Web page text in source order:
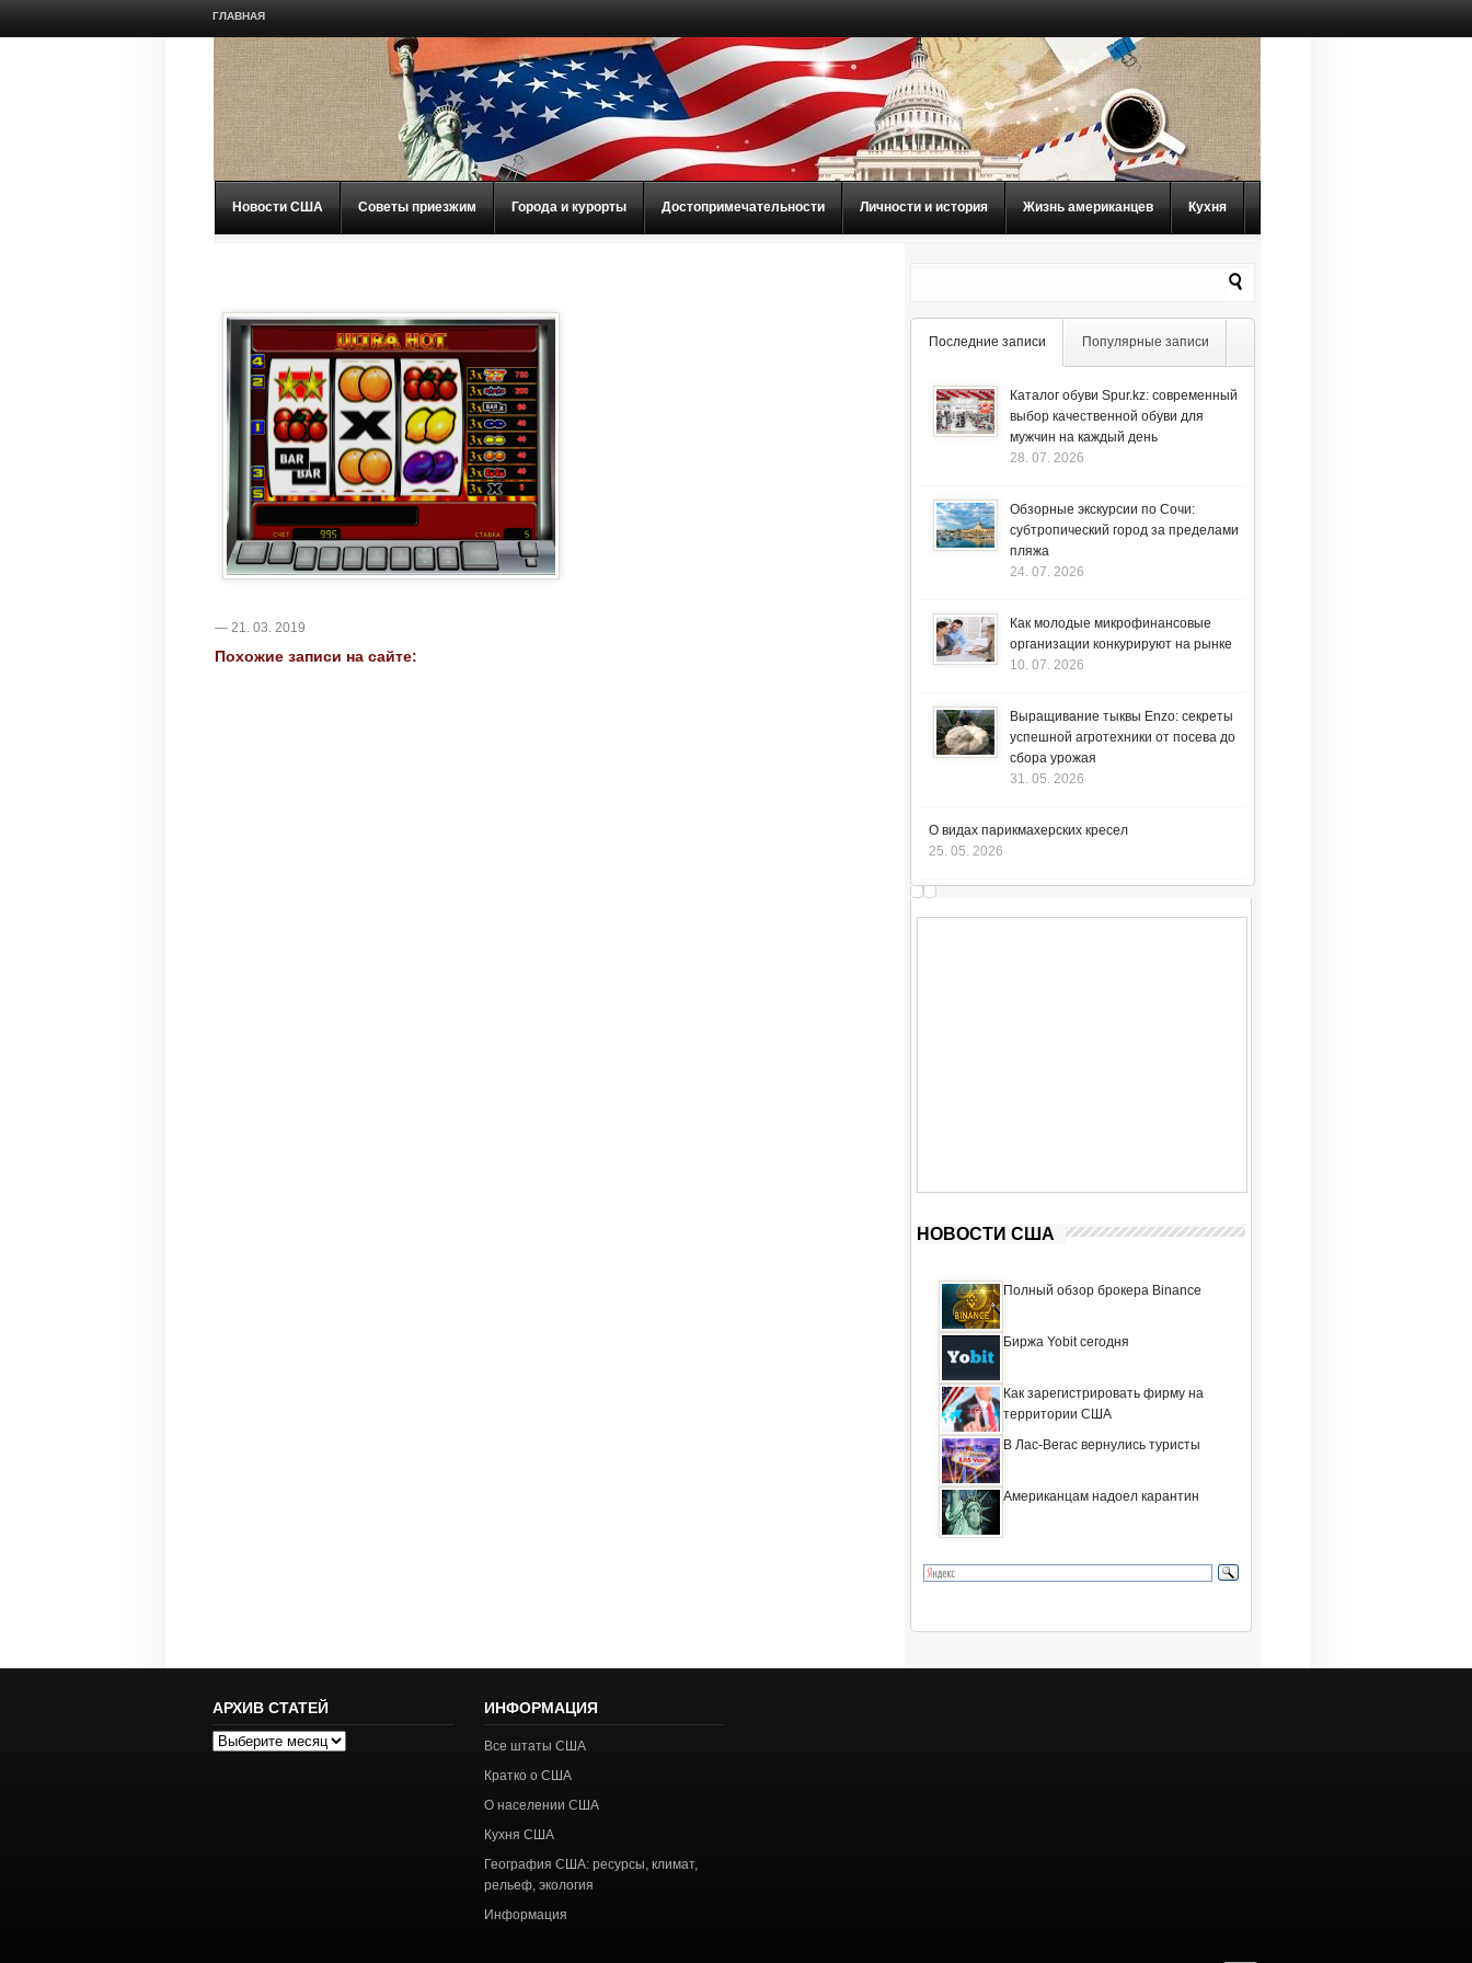
ГЛАВНАЯ
Новости США Советы приезжим Города и курорты Достопримечательности Личности и история Жизнь американцев Кухня
— 21. 03. 2019
Похожие записи на сайте:
Последние записи Популярные записи
Каталог обуви Spur.kz: современный
выбор качественной обуви для
мужчин на каждый день
28. 07. 2026
Обзорные экскурсии по Сочи:
субтропический город за пределами
пляжа
24. 07. 2026
Как молодые микрофинансовые
организации конкурируют на рынке
10. 07. 2026
Выращивание тыквы Enzo: секреты
успешной агротехники от посева до
сбора урожая
31. 05. 2026
О видах парикмахерских кресел
25. 05. 2026
НОВОСТИ США
Полный обзор брокера Binance
Биржа Yobit сегодня
Как зарегистрировать фирму на
территории США
В Лас-Вегас вернулись туристы
Американцам надоел карантин
АРХИВ СТАТЕЙ
Архив
ИНФОРМАЦИЯ
Все штаты США
Кратко о США
О населении США
Кухня США
География США: ресурсы, климат,
рельеф, экология
Информация